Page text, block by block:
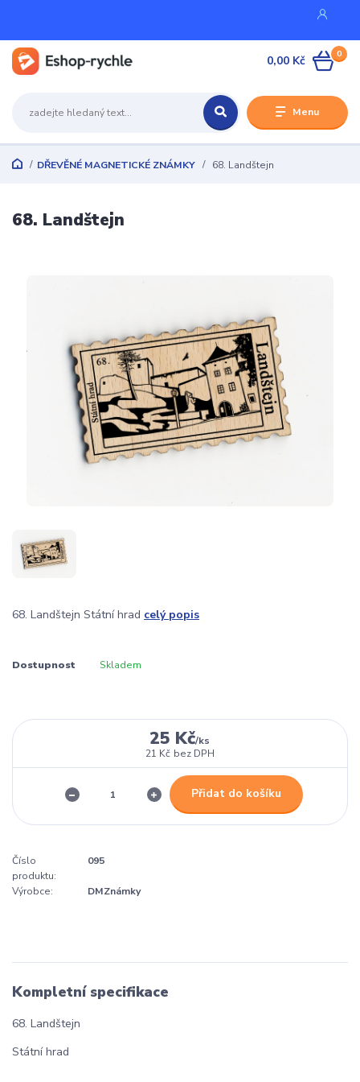
Menu
0
0,00 Kč
DŘEVĚNÉ MAGNETICKÉ ZNÁMKY 68. Landštejn
68. Landštejn
68. Landštejn Státní hrad celý popis
Dostupnost Skladem
25 Kč/ks
21 Kč bez DPH
Přidat do košíku
Číslo
produktu:
095
Výrobce: DMZnámky
Kompletní specifikace
68. Landštejn
Státní hrad